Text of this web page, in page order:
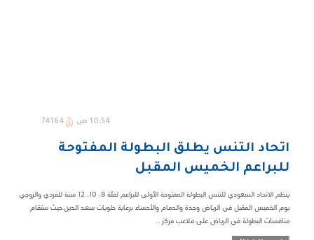
10:54 ص 74164
اتحاد التنس يطلق البطولة المفتوحة
للبراعم الخميس المقبل
ينظم الاتحاد السعودي للتنس البطولة المفتوحة الأولى للبراعم لفئة 8، 10، 12 سنة للفردي والزوجي
يوم الخميس المقبل في الرياض وجدة والدمام والأحساء برعاية حلويات سعد الدين.حيث ستقام
منافسات البطولة في الرياض على ملاعب مركز ...